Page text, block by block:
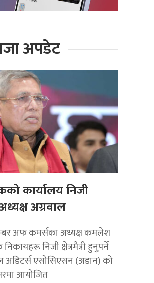
अपडेट
कार्यालय निजी
अध्यक्ष अग्रवाल
अफ कमर्सका अध्यक्ष कमलेश
निजी क्षेत्रमैत्री हुनुपर्ने
एसोसिएसन (अडान) को
आयोजित